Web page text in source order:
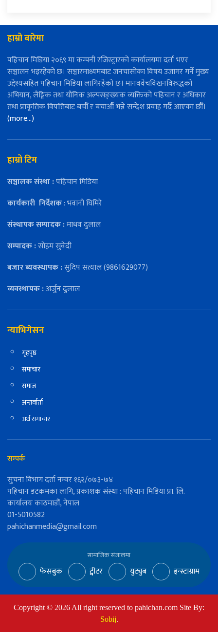
हाम्रो बारेमा
पहिचान मिडिया २०६९ मा कम्पनी रजिस्ट्रारको कार्यालयमा दर्ता भएर
सञ्चालन भइरहेको छ। सञ्चारमाध्यमबाट जनचासोका विषय उजागर गर्ने मुख्य
उद्देश्यसहित पहिचान मिडिया लागिरहेको छ। मानववेचविखनविरुद्धको
अभियान, लैङ्गिक तथा यौनिक अल्पसङ्ख्यक व्यक्तिको पहिचान र अधिकार
तथा प्राकृतिक विपत्तिबाट बचौँ र बचाऔँ भन्ने सन्देश प्रवाह गर्दै आएका छौँ।
(more…)
हाम्रो टिम
सञ्चालक संस्था :पहिचान मिडिया
कार्यकारी निर्देशक: भवानी घिमिरे
संस्थापक सम्पादक :माधव दुलाल
सम्पादक :सोहम सुवेदी
बजार ब्यवस्थापक :सुदिप सत्याल (9861629077)
व्यवस्थापक :अर्जुन दुलाल
न्याभिगेसन
गृहपृष्ठ
समाचार
समाज
अन्तर्वार्ता
अर्थ समाचार
सम्पर्क
सुचना विभाग दर्ता नम्वर १६२/०७३-७४
पहिचान डटकमका लागि, प्रकाशक संस्था : पहिचान मिडिया प्रा. लि.
कार्यालयः काठमाडौं, नेपाल
01-5010582
pahichanmedia@gmail.com
सामाजिक संजालमा
फेसबुक ट्वीटर युट्युब इन्स्टाग्राम
Copyright © 2026All right reserved to pahichan.com Site By:
Sobij.